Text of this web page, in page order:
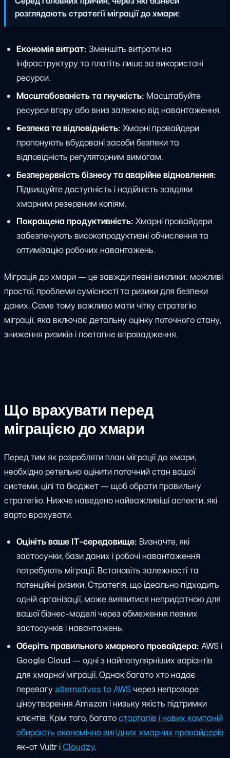
розглядають стратегії міграції до хмари:
Економія витрат: Зменшіть витрати на
інфраструктуру та платіть лише за використані
ресурси.
Масштабованість та гнучкість: Масштабуйте
ресурси вгору або вниз залежно від навантаження.
Безпека та відповідність: Хмарні провайдери
пропонують вбудовані засоби безпеки та
відповідність регуляторним вимогам.
Безперервність бізнесу та аварійне відновлення:
Підвищуйте доступність і надійність завдяки
хмарним резервним копіям.
Покращена продуктивність: Хмарні провайдери
забезпечують високопродуктивні обчислення та
оптимізацію робочих навантажень.
Міграція до хмари — це завжди певні виклики: можливі
простої, проблеми сумісності та ризики для безпеки
даних. Саме тому важливо мати чітку стратегію
міграції, яка включає детальну оцінку поточного стану,
зниження ризиків і поетапне впровадження.
Що врахувати перед
міграцією до хмари
Перед тим як розробляти план міграції до хмари,
необхідно ретельно оцінити поточний стан вашої
системи, цілі та бюджет — щоб обрати правильну
стратегію. Нижче наведено найважливіші аспекти, які
варто врахувати.
Оцініть ваше IT-середовище: Визначте, які
застосунки, бази даних і робочі навантаження
потребують міграції. Встановіть залежності та
потенційні ризики. Стратегія, що ідеально підходить
одній організації, може виявитися непридатною для
вашої бізнес-моделі через обмеження певних
застосунків і навантажень.
Оберіть правильного хмарного провайдера: AWS і
Google Cloud — одні з найпопулярніших варіантів
для хмарної міграції. Однак багато хто надає
перевагу alternatives to AWSчерез непрозоре
ціноутворення Amazon і низьку якість підтримки
клієнтів. Крім того, багатостартапів і нових компаній
обирають економічно вигідних хмарних провайдерів
як-от Vultr і Cloudzy.